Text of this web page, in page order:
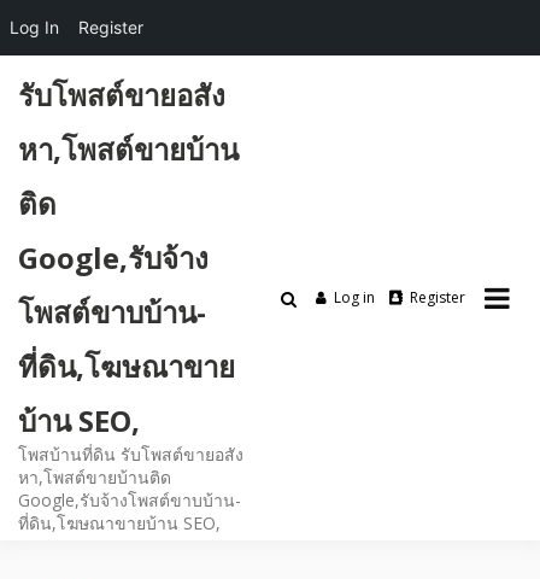
content
รับโพสต์ขายอสัง
หา,โพสต์ขายบ้าน
ติด
Google,รับจ้าง
โพสต์ขาบบ้าน-
ที่ดิน,โฆษณาขาย
บ้าน SEO,
โพสบ้านที่ดิน รับโพสต์ขายอสัง
หา,โพสต์ขายบ้านติด
Google,รับจ้างโพสต์ขาบบ้าน-
ที่ดิน,โฆษณาขายบ้าน SEO,
Log in Register
Log In Register